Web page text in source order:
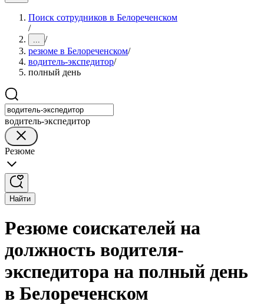
Поиск сотрудников в Белореченском
/
... /
резюме в Белореченском/
водитель-экспедитор/
полный день
водитель-экспедитор
Резюме
Найти
Резюме соискателей на
должность водителя-
экспедитора на полный день
в Белореченском